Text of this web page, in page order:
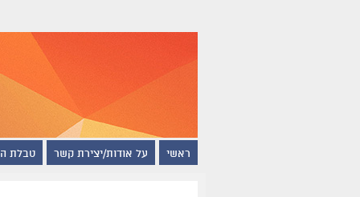
ראשי על אודות/יצירת קשר טבלת